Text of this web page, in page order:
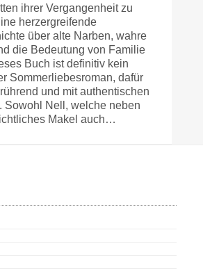
ihrer Vergangenheit zu
herzergreifende
über alte Narben, wahre
die Bedeutung von Familie
Buch ist definitiv kein
Sommerliebesroman, dafür
und mit authentischen
Sowohl Nell, welche neben
Makel auch…